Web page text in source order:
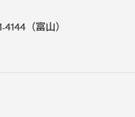
4144（富山）